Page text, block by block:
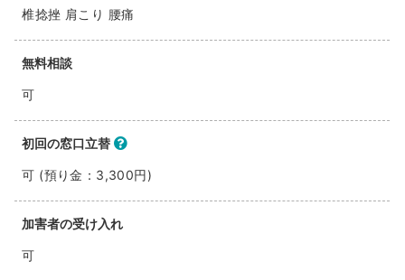
椎捻挫 肩こり 腰痛
無料相談
可
初回の窓口立替
可 (預り金：3,300円)
加害者の受け入れ
可